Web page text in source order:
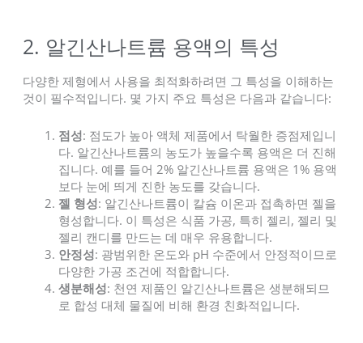
2. 알긴산나트륨 용액의 특성
다양한 제형에서 사용을 최적화하려면 그 특성을 이해하는
것이 필수적입니다. 몇 가지 주요 특성은 다음과 같습니다:
점성: 점도가 높아 액체 제품에서 탁월한 증점제입니
다. 알긴산나트륨의 농도가 높을수록 용액은 더 진해
집니다. 예를 들어 2% 알긴산나트륨 용액은 1% 용액
보다 눈에 띄게 진한 농도를 갖습니다.
젤 형성: 알긴산나트륨이 칼슘 이온과 접촉하면 젤을
형성합니다. 이 특성은 식품 가공, 특히 젤리, 젤리 및
젤리 캔디를 만드는 데 매우 유용합니다.
안정성: 광범위한 온도와 pH 수준에서 안정적이므로
다양한 가공 조건에 적합합니다.
생분해성: 천연 제품인 알긴산나트륨은 생분해되므
로 합성 대체 물질에 비해 환경 친화적입니다.